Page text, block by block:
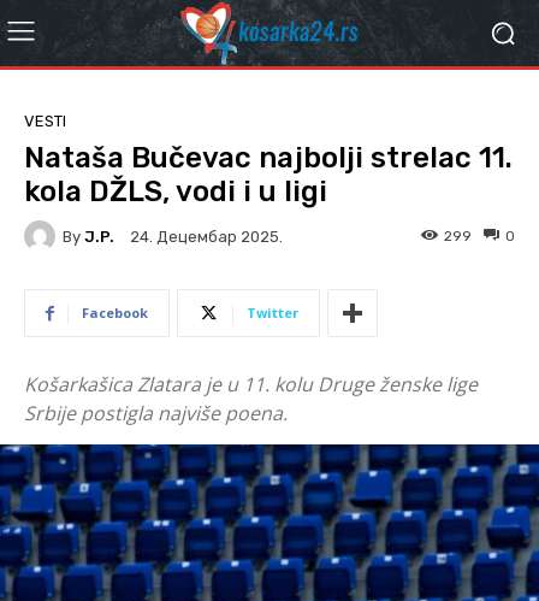
VESTI
Nataša Bučevac najbolji strelac 11.
kola DŽLS, vodi i u ligi
By J.P. 24. Децембар 2025. 0
299
Facebook Twitter
Košarkašica Zlatara je u 11. kolu Druge ženske lige
Srbije postigla najviše poena.